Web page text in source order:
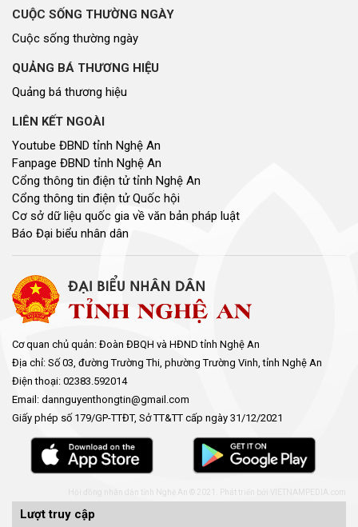
CUỘC SỐNG THƯỜNG NGÀY
Cuộc sống thường ngày
QUẢNG BÁ THƯƠNG HIỆU
Quảng bá thương hiệu
LIÊN KẾT NGOÀI
Youtube ĐBND tỉnh Nghệ An
Fanpage ĐBND tỉnh Nghệ An
Cổng thông tin điện tử tỉnh Nghệ An
Cổng thông tin điện tử Quốc hội
Cơ sở dữ liệu quốc gia về văn bản pháp luật
Báo Đại biểu nhân dân
Cơ quan chủ quản: Đoàn ĐBQH và HĐND tỉnh Nghệ An
Địa chỉ: Số 03, đường Trường Thi, phường Trường Vinh, tỉnh Nghệ An
Điện thoại: 02383.592014
Email: dannguyenthongtin@gmail.com
Giấy phép số 179/GP-TTĐT, Sở TT&TT cấp ngày 31/12/2021
Hội đồng nhân dân tỉnh Nghệ An © 2021. Phát triển bởi
Lượt truy cập